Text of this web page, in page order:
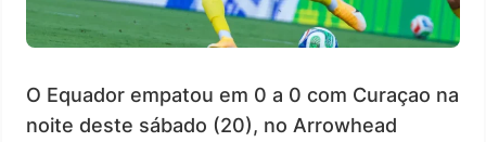
O Equador empatou em 0 a 0 com Curaçao na
noite deste sábado (20), no Arrowhead